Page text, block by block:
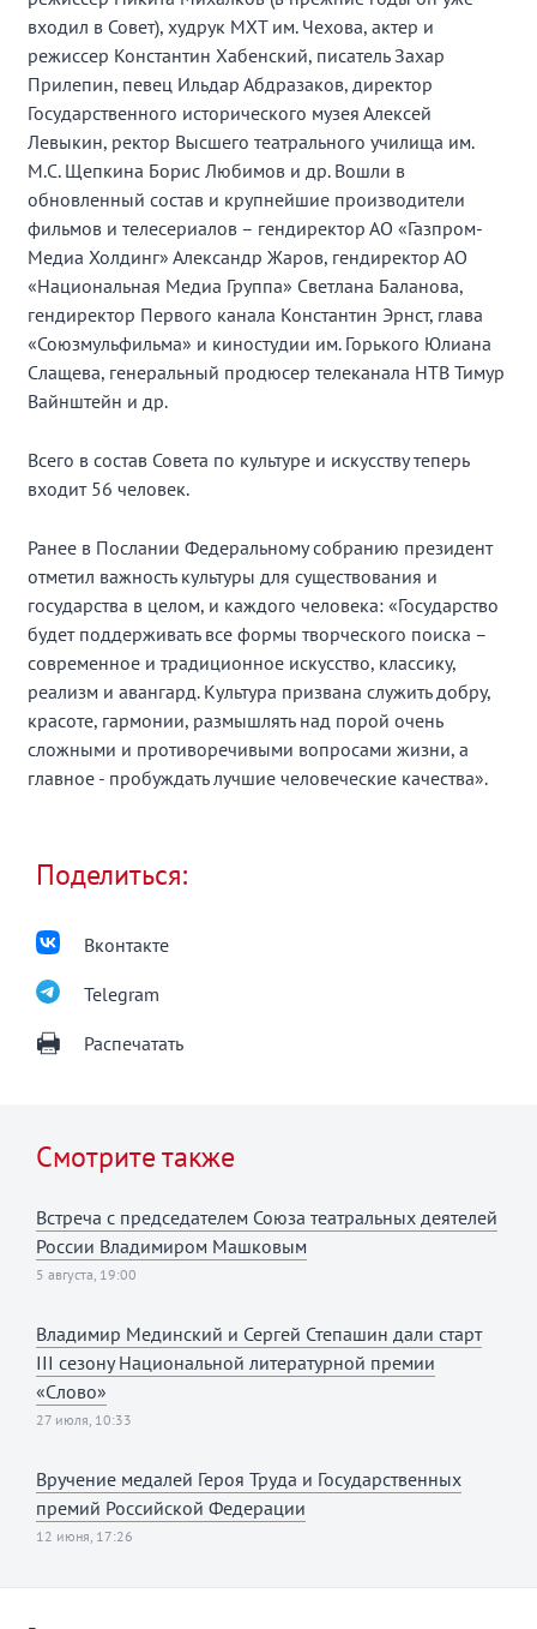
входил в Совет), худрук МХТ им. Чехова, актер и
режиссер Константин Хабенский, писатель Захар
Прилепин, певец Ильдар Абдразаков, директор
Государственного исторического музея Алексей
Левыкин, ректор Высшего театрального училища им.
М.С. Щепкина Борис Любимов и др. Вошли в
обновленный состав и крупнейшие производители
фильмов и телесериалов – гендиректор АО «Газпром-
Медиа Холдинг» Александр Жаров, гендиректор АО
«Национальная Медиа Группа» Светлана Баланова,
гендиректор Первого канала Константин Эрнст, глава
«Союзмульфильма» и киностудии им. Горького Юлиана
Слащева, генеральный продюсер телеканала НТВ Тимур
Вайнштейн и др.
Всего в состав Совета по культуре и искусству теперь
входит 56 человек.
Ранее в Послании Федеральному собранию президент
отметил важность культуры для существования и
государства в целом, и каждого человека: «Государство
будет поддерживать все формы творческого поиска –
современное и традиционное искусство, классику,
реализм и авангард. Культура призвана служить добру,
красоте, гармонии, размышлять над порой очень
сложными и противоречивыми вопросами жизни, а
главное - пробуждать лучшие человеческие качества».
Поделиться:
Вконтакте
Telegram
Распечатать
Смотрите также
Встреча с председателем Союза театральных деятелей
России Владимиром Машковым
5 августа, 19:00
Владимир Мединский и Сергей Степашин дали старт
III сезону Национальной литературной премии
«Слово»
27 июля, 10:33
Вручение медалей Героя Труда и Государственных
премий Российской Федерации
12 июня, 17:26